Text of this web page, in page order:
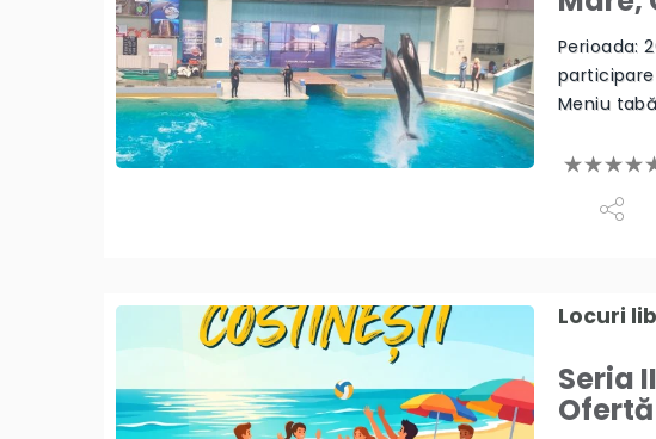
Perioada:
participare
Meniu
Locuri
Seria